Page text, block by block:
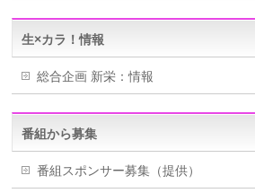
生×カラ！情報
総合企画 新栄：情報
番組から募集
番組スポンサー募集（提供）